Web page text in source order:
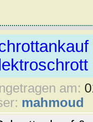
am:
mahmoud